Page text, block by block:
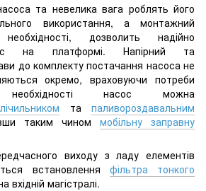
та невелика вага роблять його
використання, а монтажний
дозволить надійно
на платформі. Напірний та
до комплекту постачання насоса не
окремо, враховуючи потреби
насос можна
лічильником тапаливороздавальним
таким чином мобільну заправну
виходу з ладу елементів
встановлення фільтра тонкого
вхідній магістралі.